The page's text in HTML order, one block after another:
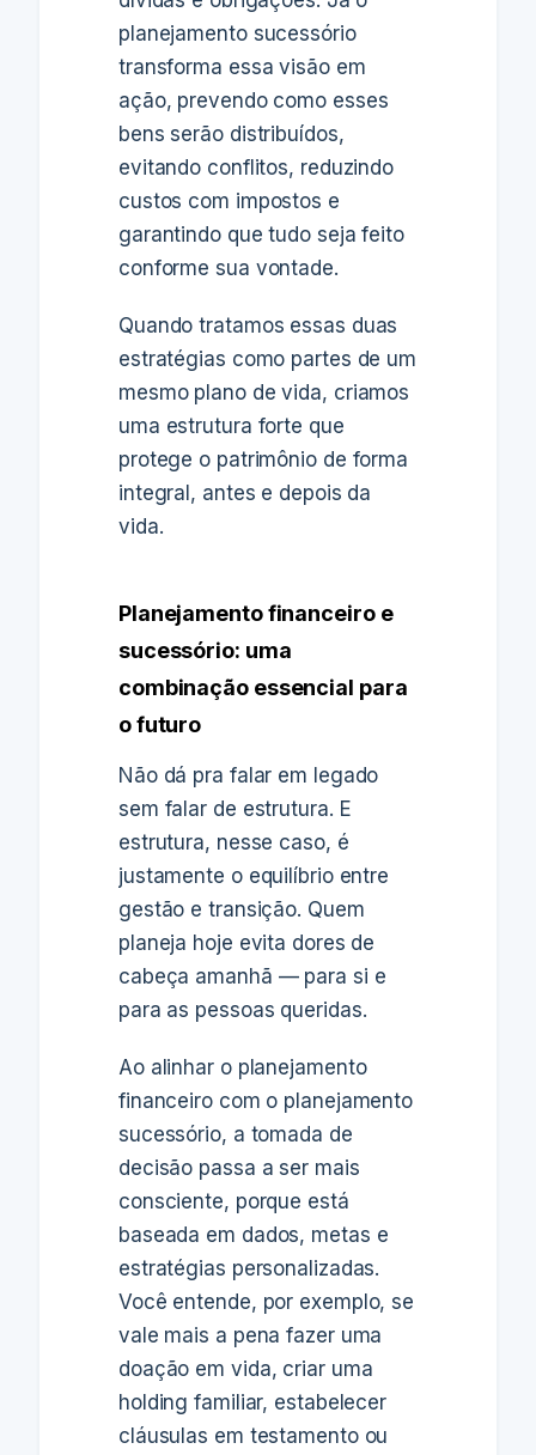
planejamento sucessório
transforma essa visão em
ação, prevendo como esses
bens serão distribuídos,
evitando conflitos, reduzindo
custos com impostos e
garantindo que tudo seja feito
conforme sua vontade.
Quando tratamos essas duas
estratégias como partes de um
mesmo plano de vida, criamos
uma estrutura forte que
protege o patrimônio de forma
integral, antes e depois da
vida.
Planejamento financeiro e
sucessório: uma
combinação essencial para
o futuro
Não dá pra falar em legado
sem falar de estrutura. E
estrutura, nesse caso, é
justamente o equilíbrio entre
gestão e transição. Quem
planeja hoje evita dores de
cabeça amanhã — para si e
para as pessoas queridas.
Ao alinhar o planejamento
financeiro com o planejamento
sucessório, a tomada de
decisão passa a ser mais
consciente, porque está
baseada em dados, metas e
estratégias personalizadas.
Você entende, por exemplo, se
vale mais a pena fazer uma
doação em vida, criar uma
holding familiar, estabelecer
cláusulas em testamento ou